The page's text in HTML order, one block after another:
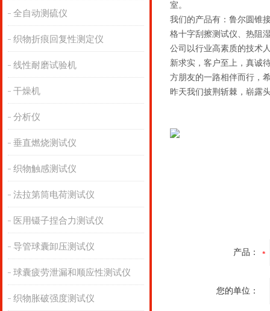
全自动测硫仪
织物折痕回复性测定仪
线性耐磨试验机
干燥机
分析仪
垂直燃烧测试仪
织物触感测试仪
法拉第筒电荷测试仪
医用镊子捏合力测试仪
导管球囊卸压测试仪
球囊疲劳泄漏和顺应性测试仪
织物胀破强度测试仪
室。
我们的产品有：鲁尔圆锥
格十字刮擦测试仪、热阻
公司以行业高素质的技术
新求实，客户至上，真诚
方朋友的一路相伴而行，
昨天我们披荆斩棘，崭露
产品：
您的单位：